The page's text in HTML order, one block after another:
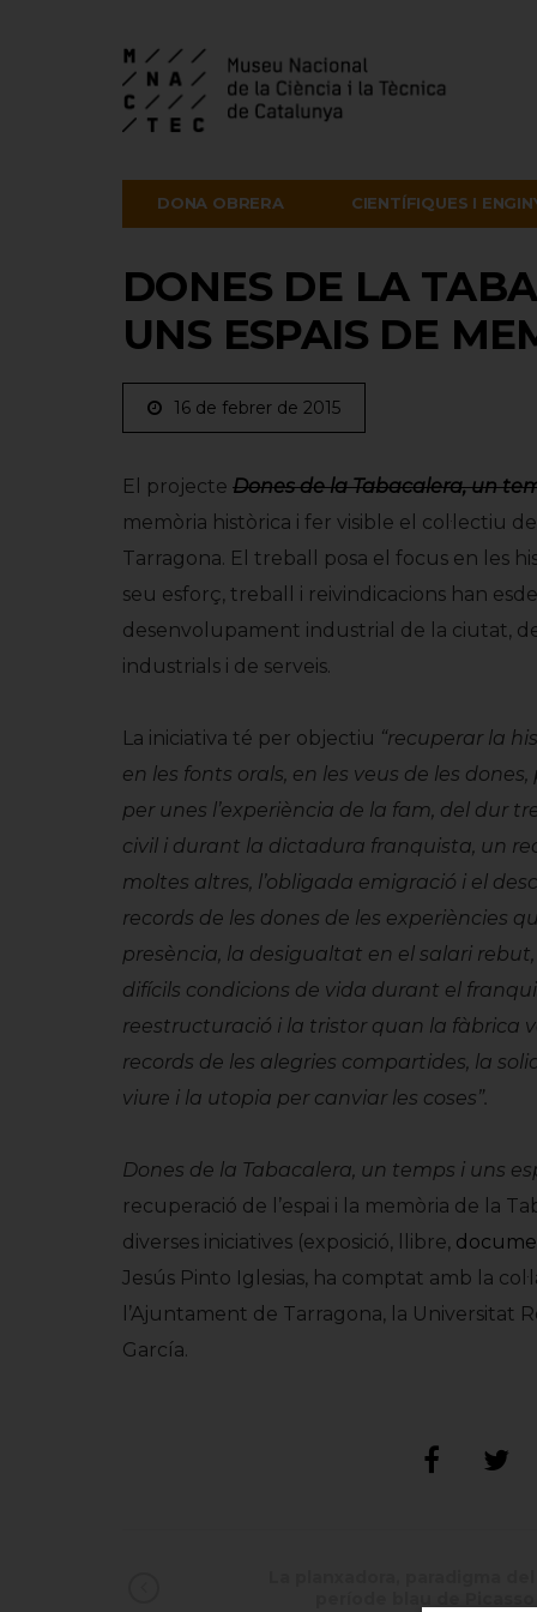
DONA OBRERA CIENTÍFIQUES I
DONES DE LA
UNS ESPAIS DE
16 de febrer de 2015
El projecte Dones de la Tabacalera, un
memòria històrica i fer visible el col·lectiu
Tarragona. El treball posa el focus en les
seu esforç, treball i reivindicacions han
desenvolupament industrial de la ciutat,
industrials i de serveis.
La iniciativa té per objectiu “recuperar la
en les fonts orals, en les veus de les
per unes l’experiència de la fam, del dur
civil i durant la dictadura franquista, un
moltes altres, l’obligada emigració i el
records de les dones de les experiències
presència, la desigualtat en el salari
difícils condicions de vida durant el
reestructuració i la tristor quan la fàbrica
records de les alegries compartides, la
viure i la utopia per canviar les coses”.
Dones de la Tabacalera, un temps i uns
recuperació de l’espai i la memòria de la
diverses iniciatives (exposició, llibre,
Jesús Pinto Iglesias, ha comptat amb la
l’Ajuntament de Tarragona, la Universitat
García.